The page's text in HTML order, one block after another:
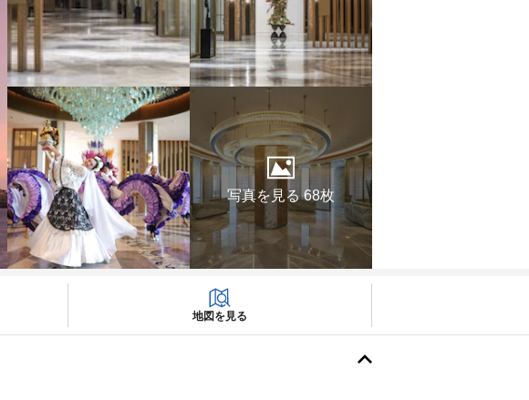
写真を見る 68枚
地図を見る